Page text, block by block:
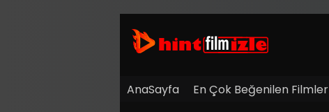
AnaSayfa En Çok Beğenilen Filmler